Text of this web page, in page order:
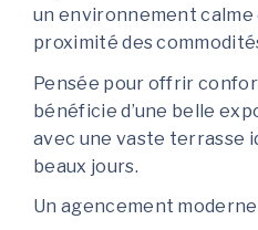
un environnement calme
proximité des
Pensée pour offrir
bénéficie d’une belle
avec une vaste terrasse
beaux jours.
Un agencement